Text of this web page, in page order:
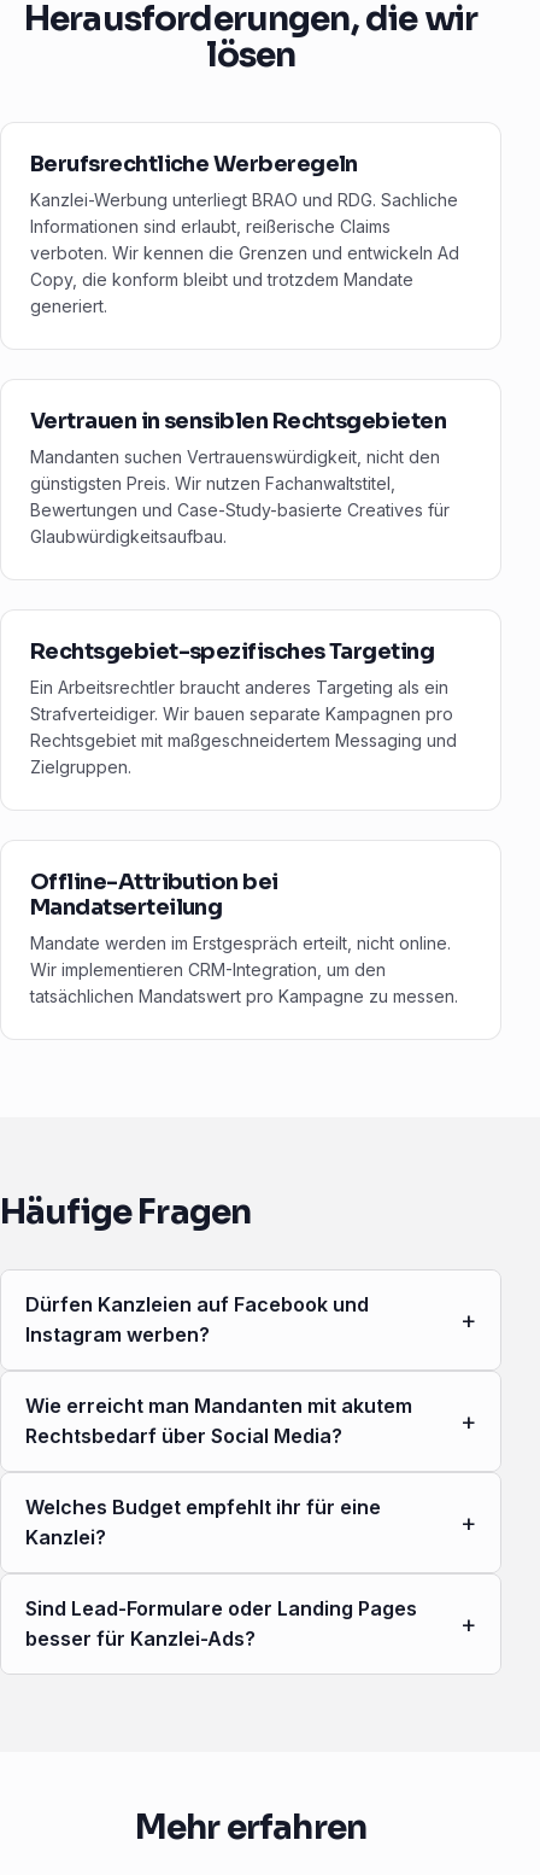
Herausforderungen, die wir
lösen
Berufsrechtliche Werberegeln
Kanzlei-Werbung unterliegt BRAO und RDG. Sachliche
Informationen sind erlaubt, reißerische Claims
verboten. Wir kennen die Grenzen und entwickeln Ad
Copy, die konform bleibt und trotzdem Mandate
generiert.
Vertrauen in sensiblen Rechtsgebieten
Mandanten suchen Vertrauenswürdigkeit, nicht den
günstigsten Preis. Wir nutzen Fachanwaltstitel,
Bewertungen und Case-Study-basierte Creatives für
Glaubwürdigkeitsaufbau.
Rechtsgebiet-spezifisches Targeting
Ein Arbeitsrechtler braucht anderes Targeting als ein
Strafverteidiger. Wir bauen separate Kampagnen pro
Rechtsgebiet mit maßgeschneidertem Messaging und
Zielgruppen.
Offline-Attribution bei
Mandatserteilung
Mandate werden im Erstgespräch erteilt, nicht online.
Wir implementieren CRM-Integration, um den
tatsächlichen Mandatswert pro Kampagne zu messen.
Häufige Fragen
Dürfen Kanzleien auf Facebook und
Instagram werben?
+
Wie erreicht man Mandanten mit akutem
Rechtsbedarf über Social Media?
+
Welches Budget empfehlt ihr für eine
Kanzlei?
+
Sind Lead-Formulare oder Landing Pages
besser für Kanzlei-Ads?
+
Mehr erfahren